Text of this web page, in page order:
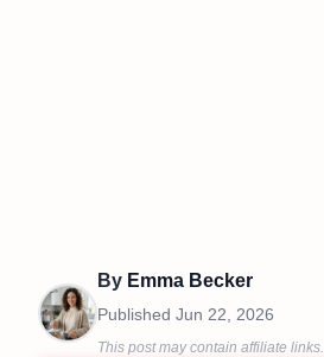
By Emma Becker
Published Jun 22, 2026
This post may contain affiliate links.